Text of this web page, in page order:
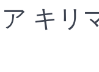
キリ